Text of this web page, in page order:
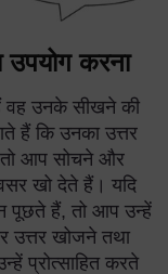
करना
वह उनके सीखने की
हैं कि उनका उत्तर
तो आप सोचने और
खो देते हैं। यदि
पूछते हैं, तो आप उन्हें
उत्तर खोजने तथा
प्रोत्साहित करते